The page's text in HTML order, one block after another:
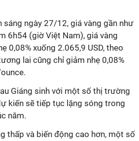
sáng ngày 27/12, giá vàng gần như
6h54 (giờ Việt Nam), giá vàng
0,08% xuống 2.065,9 USD, theo
lai cũng chỉ giảm nhẹ 0,08%
Giáng sinh với một số thị trường
kiến ​​sẽ tiếp tục lặng sóng trong
năm.
thấp và biến động cao hơn, một số